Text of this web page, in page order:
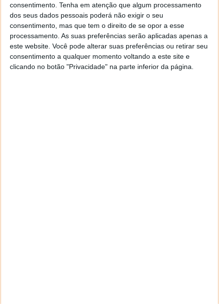
consentimento. Tenha em atenção que algum processamento
dos seus dados pessoais poderá não exigir o seu
consentimento, mas que tem o direito de se opor a esse
processamento. As suas preferências serão aplicadas apenas a
este website. Você pode alterar suas preferências ou retirar seu
consentimento a qualquer momento voltando a este site e
clicando no botão "Privacidade" na parte inferior da página.